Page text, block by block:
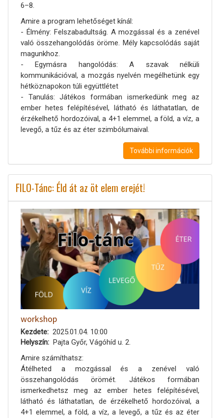
6–8.
Amire a program lehetőséget kínál:
- Élmény: Felszabadultság. A mozgással és a zenével
való összehangolódás öröme. Mély kapcsolódás saját
magunkhoz.
- Egymásra hangolódás: A szavak nélküli
kommunikációval, a mozgás nyelvén megélhetünk egy
hétköznapokon túli együttlétet
- Tanulás: Játékos formában ismerkedünk meg az
ember hetes felépítésével, látható és láthatatlan, de
érzékelhető hordozóival, a 4+1 elemmel, a föld, a víz, a
levegő, a tűz és az éter szimbólumaival.
További információk
FILO-Tánc: Éld át az öt elem erejét!
workshop
Kezdete
2025.01.04. 10:00
Helyszín
Pajta Győr, Vágóhíd u. 2.
Amire számíthatsz:
Átélheted a mozgással és a zenével való
összehangolódás örömét. Játékos formában
ismerkedhetsz meg az ember hetes felépítésével,
látható és láthatatlan, de érzékelhető hordozóival, a
4+1 elemmel, a föld, a víz, a levegő, a tűz és az éter